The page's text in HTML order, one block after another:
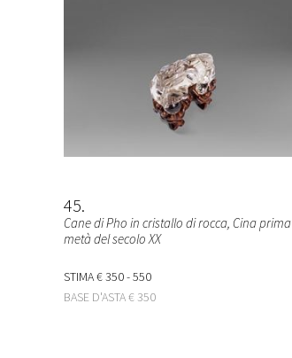
45
Cane di Pho in cristallo di rocca, Cina prima
metà del secolo XX
STIMA€ 350 - 550
BASE D'ASTA€ 350